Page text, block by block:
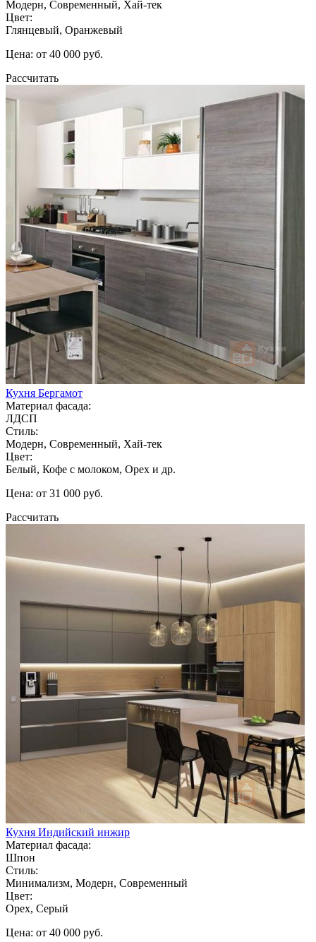
Модерн, Современный, Хай-тек
Цвет:
Глянцевый, Оранжевый
Цена: от 40 000 руб.
Рассчитать
Кухня Бергамот
Материал фасада:
ЛДСП
Стиль:
Модерн, Современный, Хай-тек
Цвет:
Белый, Кофе с молоком, Орех и др.
Цена: от 31 000 руб.
Рассчитать
Кухня Индийский инжир
Материал фасада:
Шпон
Стиль:
Минимализм, Модерн, Современный
Цвет:
Орех, Серый
Цена: от 40 000 руб.